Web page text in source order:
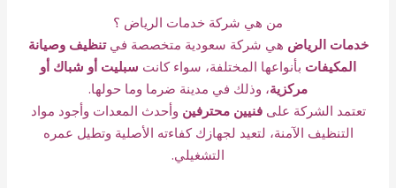
من هي شركة خدمات الرياض ؟
خدمات الرياض هي شركة سعودية متخصصة فيتنظيف وصيانة
المكيفات بأنواعها المختلفة، سواء كانت سبليت أو شباك أو
مركزية، وذلك في مدينة ضرما وما حولها.
تعتمد الشركة علىفنيين محترفين وأحدث المعدات وأجود مواد
التنظيف الآمنة، لتعيد لجهازك كفاءته الأصلية وتطيل عمره
التشغيلي.